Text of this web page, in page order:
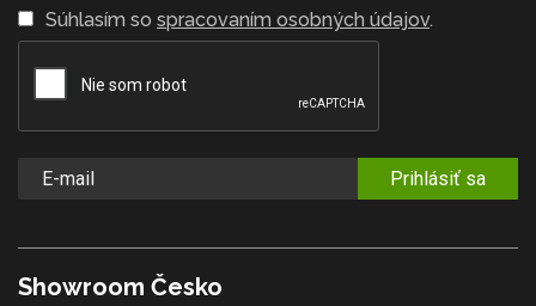
Súhlasím so spracovaním osobných údajov.
Prihlásiť sa
Showroom Česko